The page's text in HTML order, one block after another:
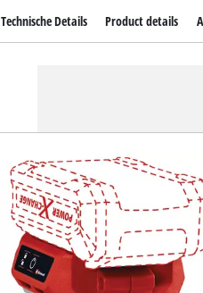
Technische Details Product details